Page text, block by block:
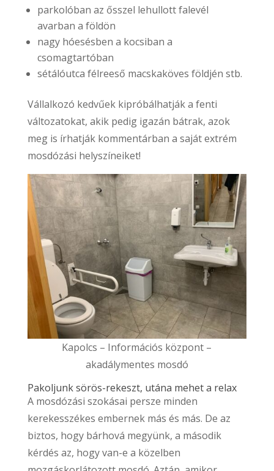
parkolóban az ősszel lehullott falevél
avarban a földön
nagy hóesésben a kocsiban a
csomagtartóban
sétálóutca félreeső macskaköves földjén stb.
Vállalkozó kedvűek kipróbálhatják a fenti
változatokat, akik pedig igazán bátrak, azok
meg is írhatják kommentárban a saját extrém
mosdózási helyszíneiket!
Kapolcs – Információs központ –
akadálymentes mosdó
Pakoljunk sörös-rekeszt, utána mehet a relax
A mosdózási szokásai persze minden
kerekesszékes embernek más és más. De az
biztos, hogy bárhová megyünk, a második
kérdés az, hogy van-e a közelben